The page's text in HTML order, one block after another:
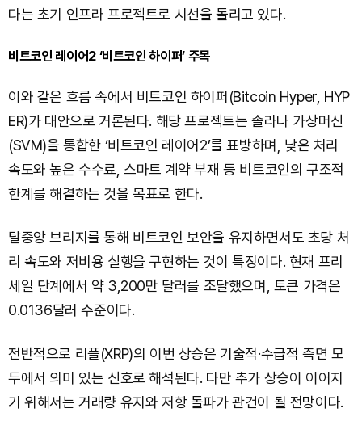
다는 초기 인프라 프로젝트로 시선을 돌리고 있다.
비트코인 레이어2 ‘비트코인 하이퍼’ 주목
이와 같은 흐름 속에서 비트코인 하이퍼(Bitcoin Hyper, HYP
ER)가 대안으로 거론된다. 해당 프로젝트는 솔라나 가상머신
(SVM)을 통합한 ‘비트코인 레이어2’를 표방하며, 낮은 처리
속도와 높은 수수료, 스마트 계약 부재 등 비트코인의 구조적
한계를 해결하는 것을 목표로 한다.
탈중앙 브리지를 통해 비트코인 보안을 유지하면서도 초당 처
리 속도와 저비용 실행을 구현하는 것이 특징이다. 현재 프리
세일 단계에서 약 3,200만 달러를 조달했으며, 토큰 가격은
0.0136달러 수준이다.
전반적으로 리플(XRP)의 이번 상승은 기술적·수급적 측면 모
두에서 의미 있는 신호로 해석된다. 다만 추가 상승이 이어지
기 위해서는 거래량 유지와 저항 돌파가 관건이 될 전망이다.